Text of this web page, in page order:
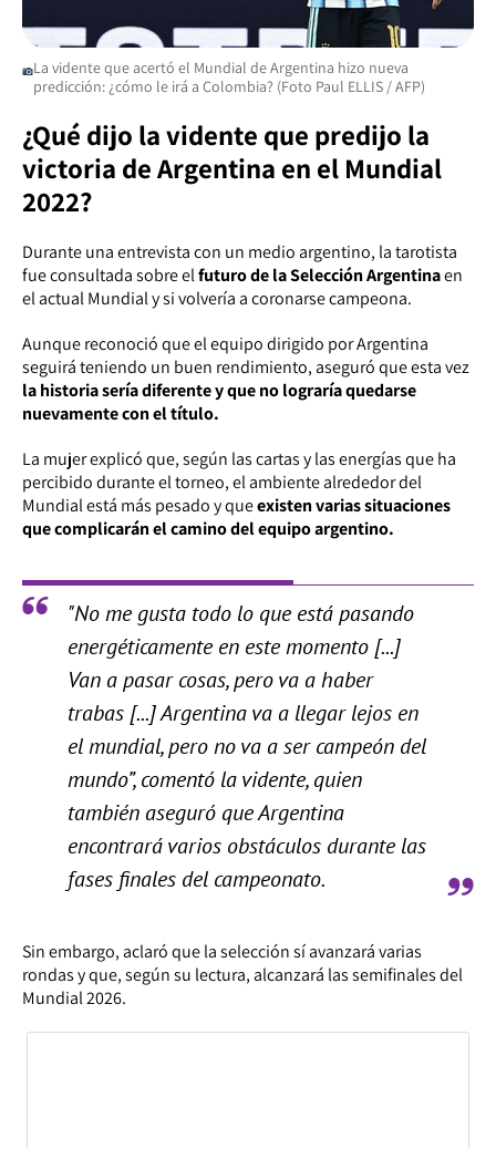
La vidente que acertó el Mundial de Argentina hizo nueva
predicción: ¿cómo le irá a Colombia? (Foto Paul ELLIS / AFP)
¿Qué dijo la vidente que predijo la
victoria de Argentina en el Mundial
2022?
Durante una entrevista con un medio argentino, la tarotista
fue consultada sobre elfuturo de la Selección Argentinaen
el actual Mundial y si volvería a coronarse campeona.
Aunque reconoció que el equipo dirigido por Argentina
seguirá teniendo un buen rendimiento, aseguró que esta vez
la historia sería diferente y que no lograría quedarse
nuevamente con el título.
La mujer explicó que, según las cartas y las energías que ha
percibido durante el torneo, el ambiente alrededor del
Mundial está más pesado y queexisten varias situaciones
que complicarán el camino del equipo argentino.
"No me gusta todo lo que está pasando
energéticamente en este momento [...]
Van a pasar cosas, pero va a haber
trabas [...] Argentina va a llegar lejos en
el mundial, pero no va a ser campeón del
mundo”, comentó la vidente, quien
también aseguró que Argentina
encontrará varios obstáculos durante las
fases finales del campeonato.
Sin embargo, aclaró que la selección sí avanzará varias
rondas y que, según su lectura, alcanzará las semifinales del
Mundial 2026.